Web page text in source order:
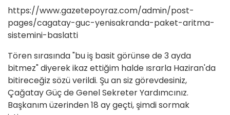
https://www.gazetepoyraz.com/admin/post-
pages/cagatay-guc-yenisakranda-paket-aritma-
sistemini-baslatti
Tören sırasında "bu iş basit görünse de 3 ayda
bitmez" diyerek ikaz ettiğim halde ısrarla Haziran'da
bitireceğiz sözü verildi. Şu an siz görevdesiniz,
Çağatay Güç de Genel Sekreter Yardımcınız.
Başkanım üzerinden 18 ay geçti, şimdi sormak